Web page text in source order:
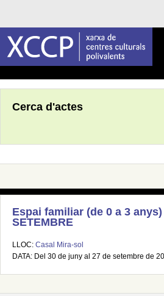
Cerca d'actes
Espai familiar (de 0 a 3
SETEMBRE
LLOC: Casal Mira-sol
DATA: Del 30 de juny al 27 de setembre de